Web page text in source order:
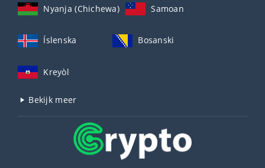
Nyanja (Chichewa) Samoan
Íslenska Bosanski
Kreyòl
Bekijk meer